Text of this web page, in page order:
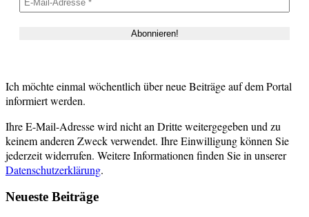
Ich möchte einmal wöchentlich über neue Beiträge auf dem Portal
informiert werden.
Ihre E-Mail-Adresse wird nicht an Dritte weitergegeben und zu
keinem anderen Zweck verwendet. Ihre Einwilligung können Sie
jederzeit widerrufen. Weitere Informationen finden Sie in unserer
Datenschutzerklärung.
Neueste Beiträge